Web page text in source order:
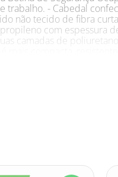
trabalho. - Cabedal
não tecido de fibra
com espessura
camadas de
largura. - Palmilha
montagem costurada ao
administrativos, ou
e proteção aos
50 - Modelo: 70B22BP -